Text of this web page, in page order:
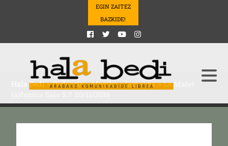
EGIN ZAITEZ
BAZKIDE!
Hala Bedi>Podcasts>Musika>lamaleta>La Malet